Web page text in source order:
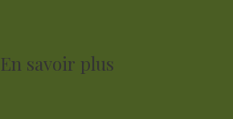
En savoir plus